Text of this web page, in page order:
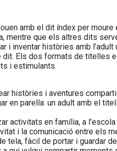
amb el dit índex per
mentre que els altres dits
i inventar històries amb
dit. Els dos formats de titelles
i estimulants.
històries i aventures
en parella: un adult amb el
activitats en família, a
i la comunicació entre els
tela, fàcil de portar i guardar